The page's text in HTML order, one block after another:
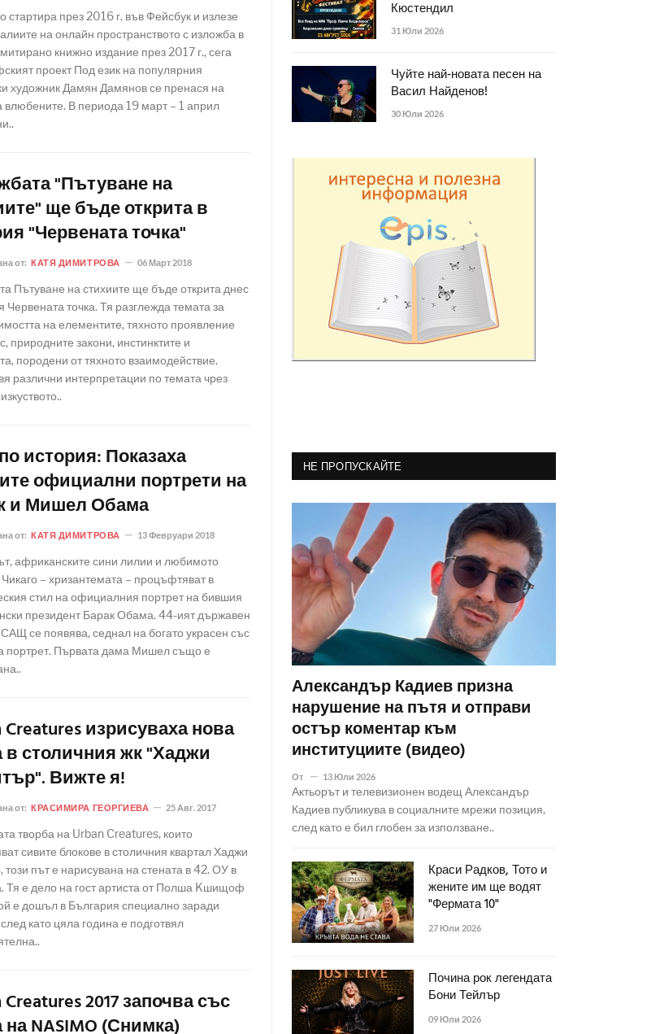
стартира през 2016 г. във Фейсбук и излезе
на онлайн пространството с изложба в
книжно издание през 2017 г., сега
проект Под език на популярния
художник Дамян Дамянов се пренася на
влюбените. В периода 19 март – 1 април
"Пътуване на
ще бъде открита в
"Червената точка"
от: КАТЯ ДИМИТРОВА 06 Март 2018
Пътуване на стихиите ще бъде открита днес
Червената точка. Тя разглежда темата за
на елементите, тяхното проявление
природните закони, инстинктите и
породени от тяхното взаимодействие.
различни интерпретации по темата чрез
история: Показаха
официални портрети на
и Мишел Обама
от: КАТЯ ДИМИТРОВА 13 Февруари 2018
африканските сини лилии и любимото
Чикаго – хризантемата – процъфтяват в
стил на официалния портрет на бившия
президент Барак Обама. 44-ият държавен
САЩ се появява, седнал на богато украсен със
портрет. Първата дама Мишел също е
Creatures изрисуваха нова
в столичния жк "Хаджи
Вижте я!
от: КРАСИМИРА ГЕОРГИЕВА 25 Авг. 2017
творба на Urban Creatures, които
сивите блокове в столичния квартал Хаджи
този път е нарисувана на стената в 42. ОУ в
Тя е дело на гост артиста от Полша Kшищоф
е дошъл в България специално заради
като цяла година е подготвял
2017 започва със
на NASIMO (Снимка)
Кюстендил
31 Юли 2026
Чуйте най-новата песен на
Васил Найденов!
30 Юли 2026
НЕ ПРОПУСКАЙТЕ
Александър Кадиев призна
нарушение на пътя и отправи
остър коментар към
институциите (видео)
От 13 Юли 2026
Актьорът и телевизионен водещ Александър
Кадиев публикува в социалните мрежи позиция,
след като е бил глобен за използване..
Краси Радков, Тото и
жените им ще водят
"Фермата 10"
27 Юли 2026
Почина рок легендата
Бони Тейлър
09 Юли 2026